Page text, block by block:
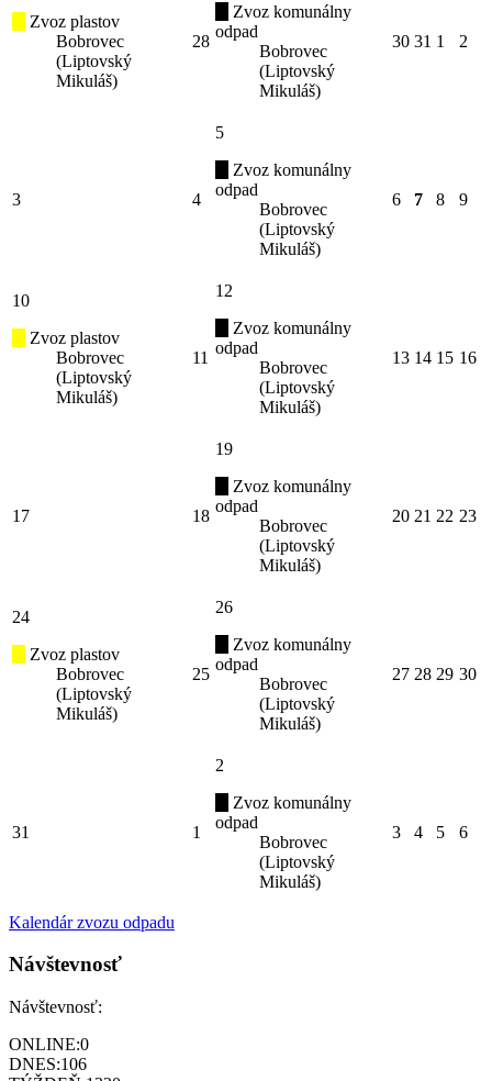
Zvoz plastov
Bobrovec
(Liptovský
Mikuláš)
28
Zvoz komunálny
odpad
Bobrovec
(Liptovský
Mikuláš)
30 31 1 2
3 4
5
Zvoz komunálny
odpad
Bobrovec
(Liptovský
Mikuláš)
6 7 8 9
10
Zvoz plastov
Bobrovec
(Liptovský
Mikuláš)
11
12
Zvoz komunálny
odpad
Bobrovec
(Liptovský
Mikuláš)
13 14 15 16
17 18
19
Zvoz komunálny
odpad
Bobrovec
(Liptovský
Mikuláš)
20 21 22 23
24
Zvoz plastov
Bobrovec
(Liptovský
Mikuláš)
25
26
Zvoz komunálny
odpad
Bobrovec
(Liptovský
Mikuláš)
27 28 29 30
31 1
2
Zvoz komunálny
odpad
Bobrovec
(Liptovský
Mikuláš)
3 4 5 6
Kalendár zvozu odpadu
Návštevnosť
Návštevnosť:
ONLINE:0
DNES:106